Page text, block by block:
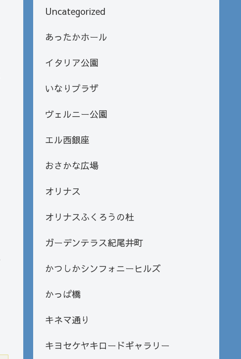
Uncategorized
あったかホール
イタリア公園
いなりプラザ
ヴェルニー公園
エル西銀座
おさかな広場
オリナス
オリナスふくろうの杜
ガーデンテラス紀尾井町
かつしかシンフォニーヒルズ
かっぱ橋
キネマ通り
キヨセケヤキロードギャラリー